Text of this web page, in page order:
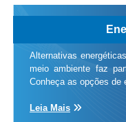
Alternativas
meio ambiente faz
Conheça as opções de
Leia Mais